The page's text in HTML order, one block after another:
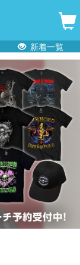
新着一覧